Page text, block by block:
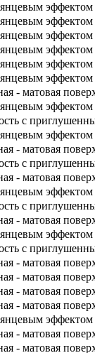
эффектом
эффектом
эффектом
эффектом
эффектом
эффектом
- матовая
эффектом
с
эффектом
- матовая
с
- матовая
эффектом
с
- матовая
эффектом
с
- матовая
- матовая
- матовая
- матовая
эффектом
- матовая
- матовая